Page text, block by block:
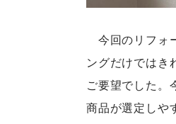
今回のリフォ
ングだけではき
ご要望でした。
商品が選定しや